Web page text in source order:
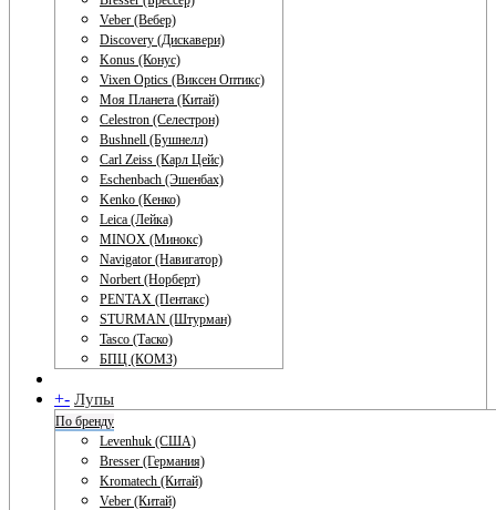
Veber (Вебер)
Discovery (Дискавери)
Konus (Конус)
Vixen Optics (Виксен Оптикс)
Моя Планета (Китай)
Celestron (Селестрон)
Bushnell (Бушнелл)
Carl Zeiss (Карл Цейс)
Eschenbach (Эшенбах)
Kenko (Кенко)
Leica (Лейка)
MINOX (Минокс)
Navigator (Навигатор)
Norbert (Норберт)
PENTAX (Пентакс)
STURMAN (Штурман)
Tasco (Таско)
БПЦ (КОМЗ)
+- Лупы
По бренду
Levenhuk (США)
Bresser (Германия)
Kromatech (Китай)
Veber (Китай)